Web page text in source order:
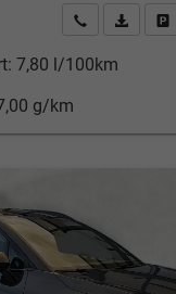
Kontakt &PDF-
7,80 l/100km
g/km